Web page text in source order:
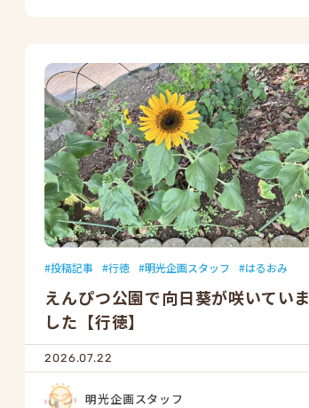
投稿記事 行徳 明光企画スタッフ はるおみ
えんぴつ公園で向日葵が咲いていま
した【行徳】
2026.07.22
明光企画スタッフ